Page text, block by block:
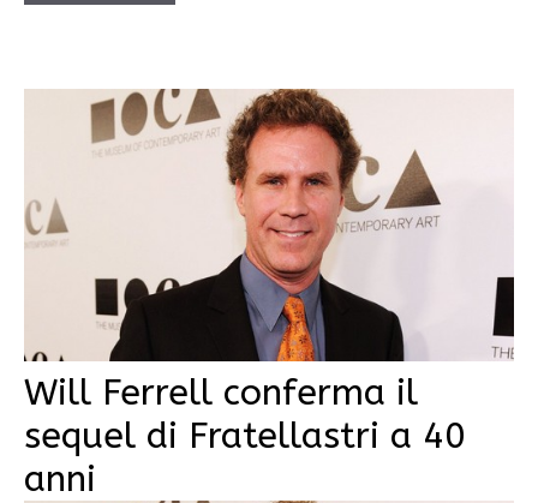
Will Ferrell conferma il
sequel di Fratellastri a 40
anni